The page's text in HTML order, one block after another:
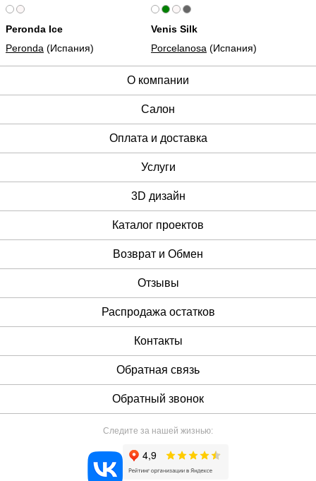
Peronda Ice
Peronda (Испания)
Venis Silk
Porcelanosa (Испания)
О компании
Cалон
Оплата и доставка
Услуги
3D дизайн
Каталог проектов
Возврат и Обмен
Отзывы
Распродажа остатков
Контакты
Обратная связь
Обратный звонок
Следите за нашей жизнью: